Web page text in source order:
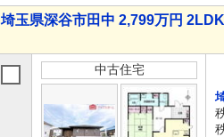
埼玉県深谷市田中 2,799万円 2LDK
中古住宅